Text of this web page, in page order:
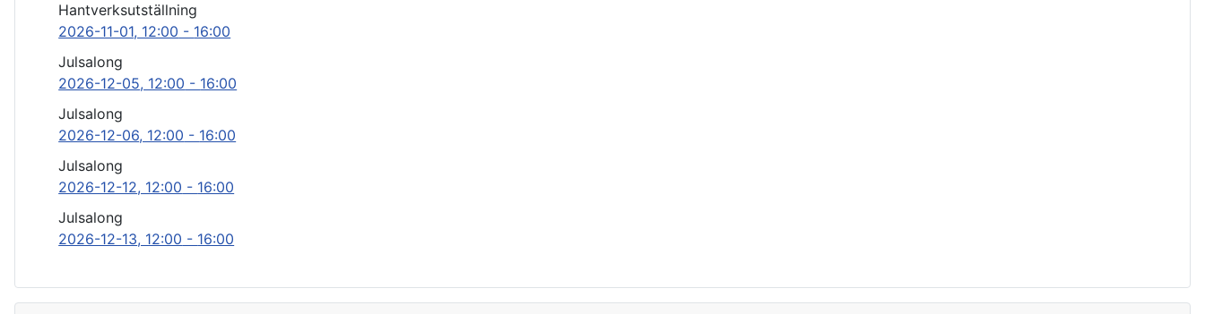
Hantverksutställning
2026-11-01, 12:00 - 16:00
Julsalong
2026-12-05, 12:00 - 16:00
Julsalong
2026-12-06, 12:00 - 16:00
Julsalong
2026-12-12, 12:00 - 16:00
Julsalong
2026-12-13, 12:00 - 16:00